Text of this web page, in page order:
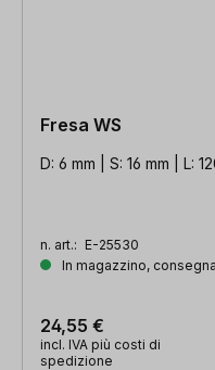
Fresa WS
D: 6 mm | S: 16 mm | L:
n. art.: E-25530
In magazzino,
24,55 €
incl. IVA più costi di
spedizione